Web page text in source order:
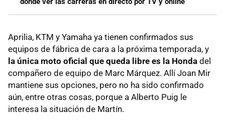
Aprilia, KTM y Yamaha ya tienen confirmados sus
equipos de fábrica de cara a la próxima temporada, y
la única moto oficial que queda libre es la Honda del
compañero de equipo de Marc Márquez. Allí Joan Mir
mantiene sus opciones, pero no ha sido confirmado
aún, entre otras cosas, porque a Alberto Puig le
interesa la situación de Martín.